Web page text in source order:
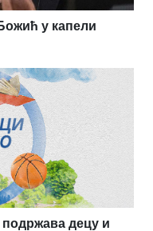
у капели
децу и